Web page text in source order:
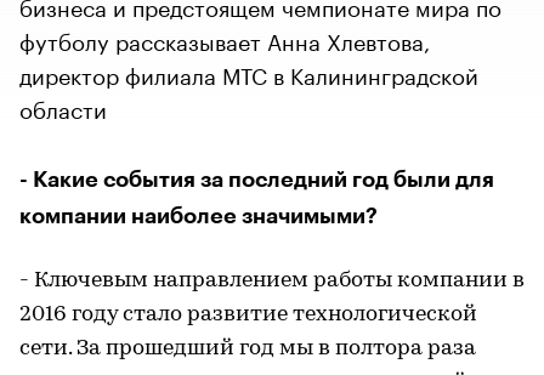
футболу рассказывает Анна Хлевтова,
директор филиала МТС в Калининградской
области
- Какие события за последний год были для
компании наиболее значимыми?
- Ключевым направлением работы компании в
2016 году стало развитие технологической
сети. За прошедший год мы в полтора раза